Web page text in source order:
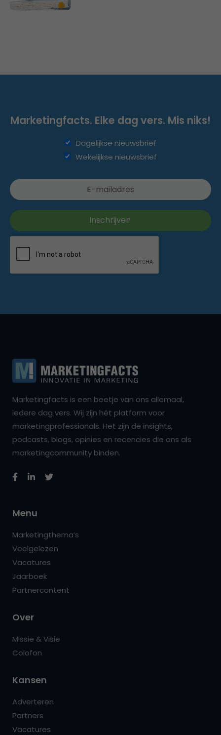
Marketingfacts. Elke dag vers. Mis niks!
Dagelijkse nieuwsbrief
Wekelijkse nieuwsbrief
Marketingfacts is een beetje van ons allemaal,
iedere dag vers. Wij zijn hét platform voor
marketingprofessionals. Het zijn de insights,
podcasts, blogs, opinies en recencies die ons als
marketingcommunity binden.
Menu
Marketingthema’s
Veelgelezen
Vacatures
Jaarboek
Partnercontent
Over
Missie & Visie
Colofon
Kansen
Adverteren
Partners
Vacatures